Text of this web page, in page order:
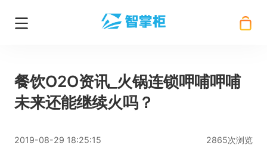
餐饮O2O资讯_火锅连锁呷哺呷哺
未来还能继续火吗？
2019-08-29 18:25:15 2865次浏览